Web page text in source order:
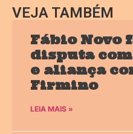
VEJA TAMBÉM
Fábio Novo
disputa
e aliança
Firmino
LEIA MAIS »